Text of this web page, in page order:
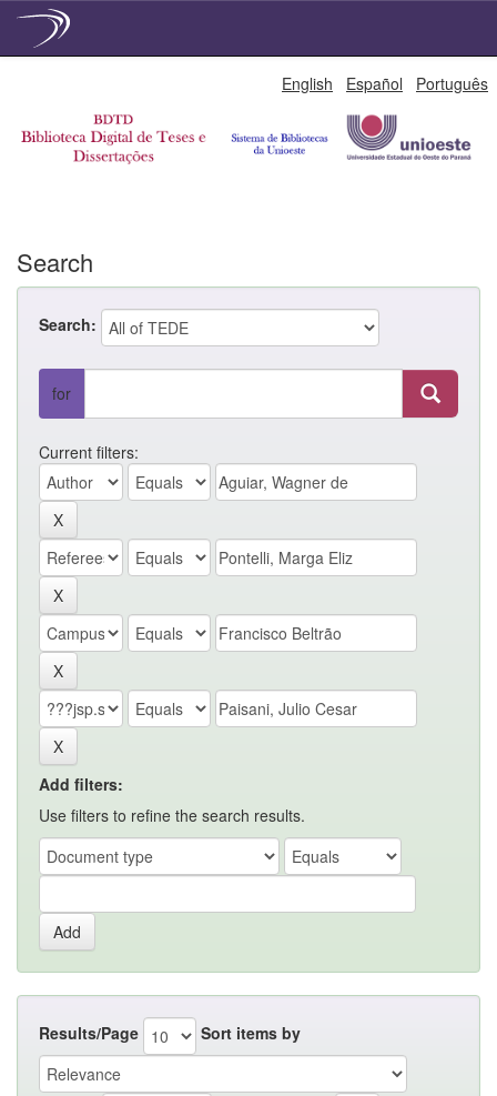
English Español Português
Search
Search:
for
Current filters:
Add filters:
Use filters to refine the search results.
Results/Page Sort items by